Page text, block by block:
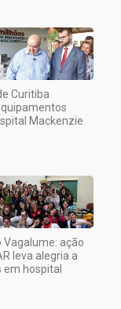
Curitiba
Mackenzie
Vagalume: ação
leva alegria a
hospital